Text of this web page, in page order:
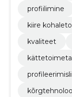
profiilimine
kiire
kvaliteet